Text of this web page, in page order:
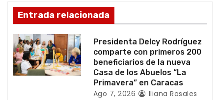
n
t
r
a
Entrada relacionada
Presidenta Delcy Rodríguez
comparte con primeros 200
beneficiarios de la nueva
Casa de los Abuelos “La
Primavera” en Caracas
Ago 7, 2026 Iliana Rosales